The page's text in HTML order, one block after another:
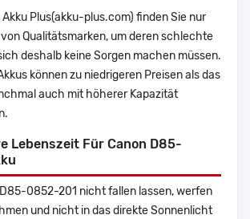
Akku Plus(akku-plus.com) finden Sie nur
Qualitätsmarken, um deren schlechte
deshalb keine Sorgen machen müssen.
können zu niedrigeren Preisen als das
auch mit höherer Kapazität
Lebenszeit Für Canon D85-
0852-201 nicht fallen lassen, werfen
und nicht in das direkte Sonnenlicht